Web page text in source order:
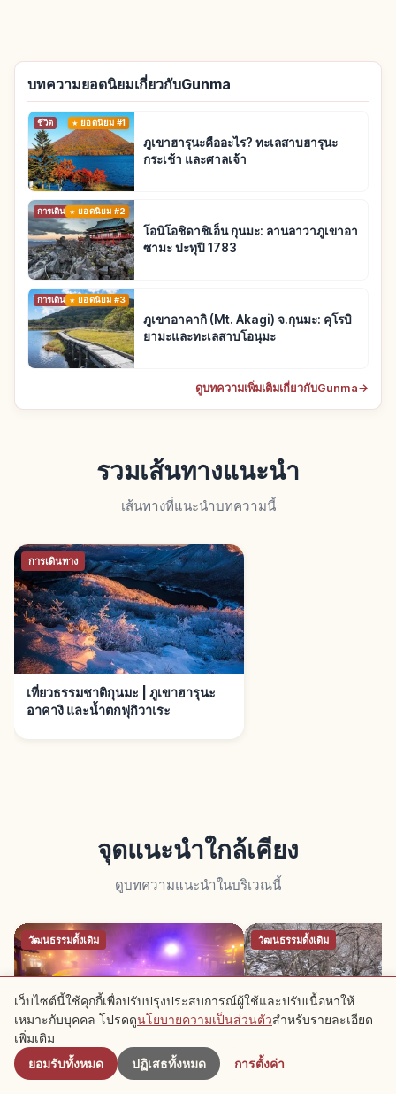
บทความยอดนิยมเกี่ยวกับGunma
ชีวิต ยอดนิยม #1
ภูเขาฮารุนะคืออะไร? ทะเลสาบฮารุนะ
กระเช้า และศาลเจ้า
การเดินทางยอดนิยม #2
โอนิโอชิดาชิเอ็น กุนมะ: ลานลาวาภูเขาอา
ซามะ ปะทุปี 1783
การเดินทางยอดนิยม #3
ภูเขาอาคากิ (Mt. Akagi) จ.กุนมะ: คุโรบิ
ยามะและทะเลสาบโอนุมะ
ดูบทความเพิ่มเติมเกี่ยวกับGunma→
รวมเส้นทางแนะนำ
เส้นทางที่แนะนำบทความนี้
การเดินทาง
เที่ยวธรรมชาติกุนมะ | ภูเขาฮารุนะ
อาคางิ และน้ำตกฟุกิวาเระ
จุดแนะนำใกล้เคียง
ดูบทความแนะนำในบริเวณนี้
วัฒนธรรมดั้งเดิม
คุซัตสึออนเซ็น กุนมะ: 1 ใน 3 ออนเซ็น
วัฒนธรรมดั้งเดิม
อิคาโฮะออนเซ็น กุนมะ:
ใกล้เคียง
เว็บไซต์นี้ใช้คุกกี้เพื่อปรับปรุงประสบการณ์ผู้ใช้และปรับเนื้อหาให้
เหมาะกับบุคคล โปรดดูนโยบายความเป็นส่วนตัวสำหรับรายละเอียด
เพิ่มเติม
ยอมรับทั้งหมด
ปฏิเสธทั้งหมด การตั้งค่า